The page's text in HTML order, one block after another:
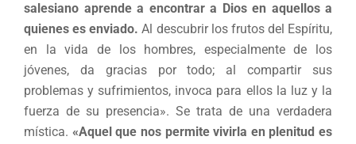
salesiano aprende a encontrar a Dios en aquellos a
quienes es enviado. Al descubrir los frutos del Espíritu,
en la vida de los hombres, especialmente de los
jóvenes, da gracias por todo; al compartir sus
problemas y sufrimientos, invoca para ellos la luz y la
fuerza de su presencia». Se trata de una verdadera
mística. «Aquel que nos permite vivirla en plenitud es